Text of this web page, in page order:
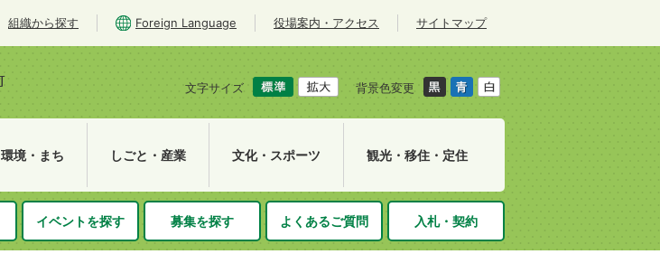
組織から探す Foreign Language 役場案内・アクセス サイトマップ
文字サイズ 背景色変更
環境・まち しごと・産業 文化・スポーツ 観光・移住・定住
イベントを探す 募集を探す よくあるご質問 入札・契約